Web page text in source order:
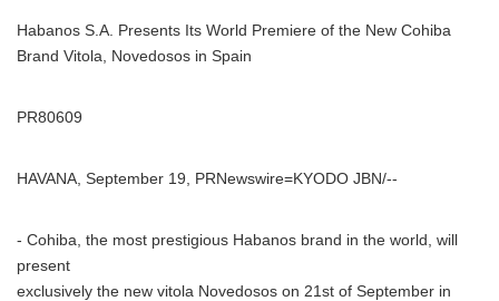
Habanos S.A. Presents Its World Premiere of the New Cohiba
Brand Vitola, Novedosos in Spain
PR80609
HAVANA, September 19, PRNewswire=KYODO JBN/--
- Cohiba, the most prestigious Habanos brand in the world, will
present
exclusively the new vitola Novedosos on 21st of September in